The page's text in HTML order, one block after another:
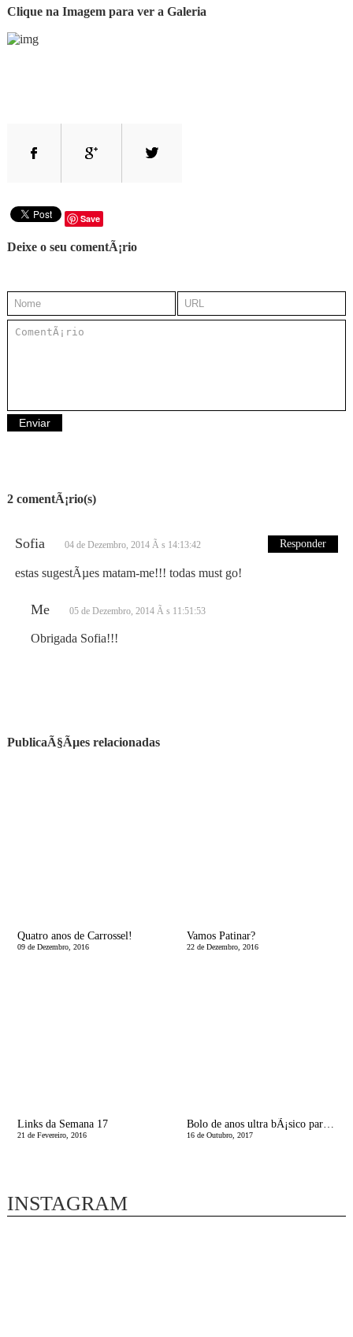
Clique na Imagem para ver a Galeria
Save
Deixe o seu comentÃ¡rio
2 comentÃ¡rio(s)
Sofia 04 de Dezembro, 2014 Ã s 14:13:42 Responder
estas sugestÃµes matam-me!!! todas must go!
Me 05 de Dezembro, 2014 Ã s 11:51:53
Obrigada Sofia!!!
PublicaÃ§Ãµes relacionadas
Quatro anos de Carrossel!
09 de Dezembro, 2016
Vamos Patinar?
22 de Dezembro, 2016
Links da Semana 17
21 de Fevereiro, 2016
Bolo de anos ultra bÃ¡sico para levar para a escola!
16 de Outubro, 2017
INSTAGRAM